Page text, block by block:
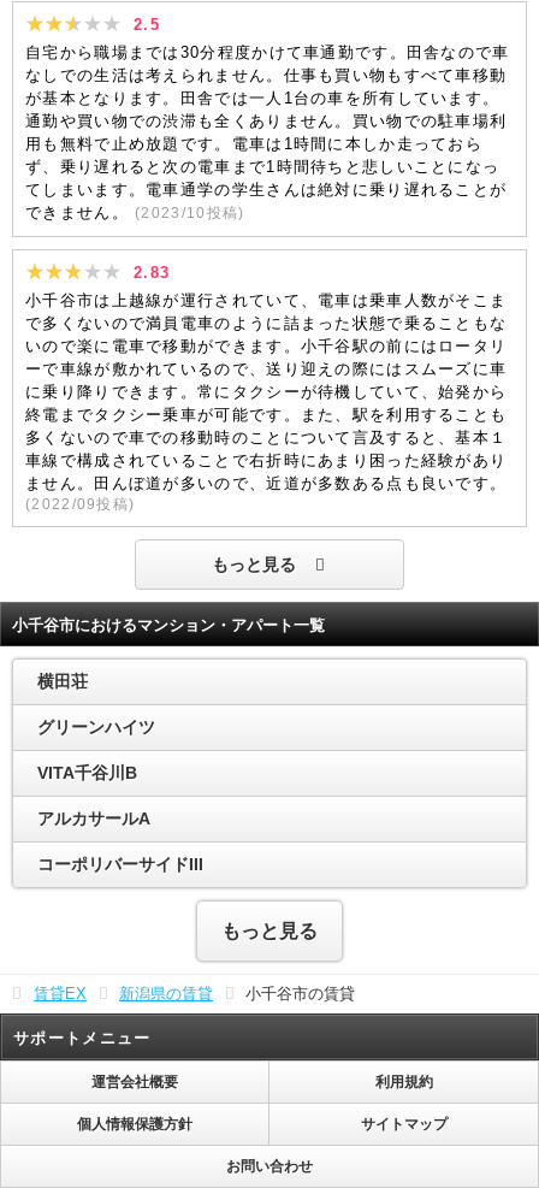
2.5
自宅から職場までは30分程度かけて車通勤です。田舎なので車
なしでの生活は考えられません。仕事も買い物もすべて車移動
が基本となります。田舎では一人1台の車を所有しています。
通勤や買い物での渋滞も全くありません。買い物での駐車場利
用も無料で止め放題です。電車は1時間に本しか走っておら
ず、乗り遅れると次の電車まで1時間待ちと悲しいことになっ
てしまいます。電車通学の学生さんは絶対に乗り遅れることが
できません。
(2023/10 投稿)
2.83
小千谷市は上越線が運行されていて、電車は乗車人数がそこま
で多くないので満員電車のように詰まった状態で乗ることもな
いので楽に電車で移動ができます。小千谷駅の前にはロータリ
ーで車線が敷かれているので、送り迎えの際にはスムーズに車
に乗り降りできます。常にタクシーが待機していて、始発から
終電までタクシー乗車が可能です。また、駅を利用することも
多くないので車での移動時のことについて言及すると、基本１
車線で構成されていることで右折時にあまり困った経験があり
ません。田んぼ道が多いので、近道が多数ある点も良いです。
(2022/09投稿)
もっと見る
小千谷市におけるマンション・アパート一覧
横田荘
グリーンハイツ
VITA千谷川B
アルカサールA
コーポリバーサイドIII
もっと見る
賃貸EX 新潟県の賃貸 小千谷市の賃貸
サポートメニュー
運営会社概要 利用規約
個人情報保護方針 サイトマップ
お問い合わせ